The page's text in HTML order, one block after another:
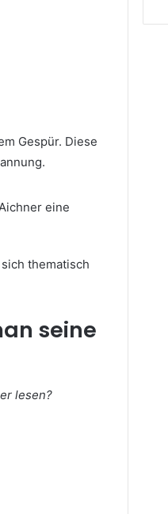
Gespür. Diese
eine
thematisch
seine
lesen?